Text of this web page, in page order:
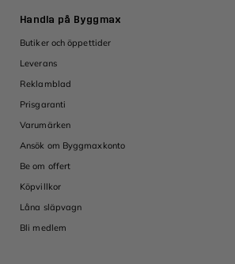
Handla på Byggmax
Butiker och öppettider
Leverans
Reklamblad
Prisgaranti
Varumärken
Ansök om Byggmaxkonto
Be om offert
Köpvillkor
Låna släpvagn
Bli medlem